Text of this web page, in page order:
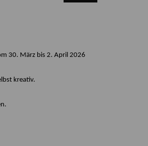
30. März bis 2. April 2026
kreativ.